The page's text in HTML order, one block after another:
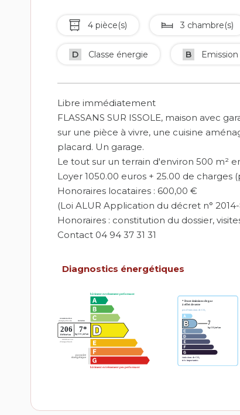
4 pièce(s) 3 chambre(s)
D Classe énergie B Emission
Libre immédiatement
FLASSANS SUR ISSOLE, maison avec
sur une pièce à vivre, une cuisine
placard. Un garage.
Le tout sur un terrain d'environ 500 m²
Loyer 1050.00 euros + 25.00 de
Honoraires locataires : 600,00 €
(Loi ALUR Application du décret n°
Honoraires : constitution du dossier,
Contact 04 94 37 31 31
Diagnostics énergétiques